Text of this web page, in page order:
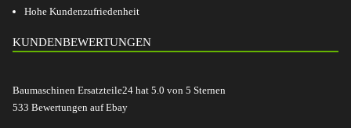
Hohe Kundenzufriedenheit
KUNDENBEWERTUNGEN
Baumaschinen Ersatzteile24 hat 5.0 von 5 Sternen
533 Bewertungen auf Ebay